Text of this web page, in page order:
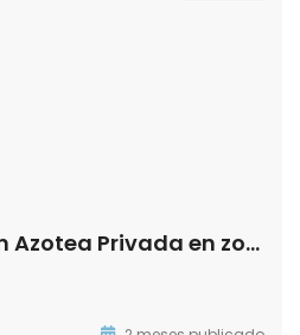
Acogedor Piso con Azotea Privada en zona El Barrio.- Calle Cañuelos!